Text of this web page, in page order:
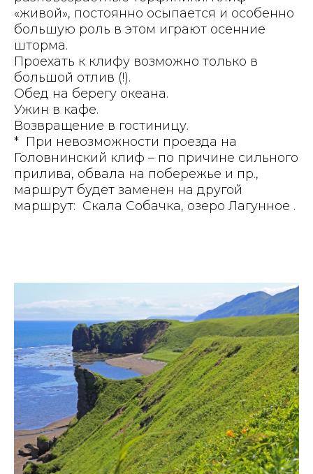
«живой», постоянно осыпается и особенно
большую роль в этом играют осенние
шторма.
Проехать к клифу возможно только в
большой отлив (!).
Обед на берегу океана.
Ужин в кафе.
Возвращение в гостиницу.
* При невозможности проезда на
Головнинский клиф – по причине сильного
прилива, обвала на побережье и пр.,
маршрут будет заменен на другой
маршрут: Скала Собачка, озеро Лагунное .